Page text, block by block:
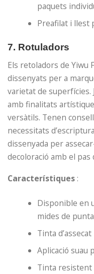
paquets
Preafilat i llest
7. Rotuladors
Els retoladors de
dissenyats per a
varietat de
amb finalitats
versàtils. Tenen
necessitats
dissenyada per
decoloració amb el pas
Característiques :
Disponible en
mides de
Tinta
Aplicació suau
Tinta resistent